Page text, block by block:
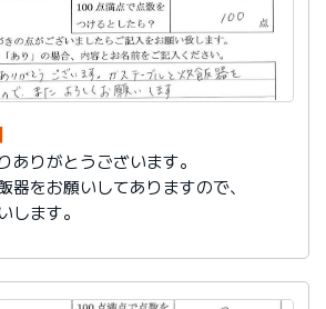
ありがとうございます。
器をお願いしてありますので、
します。